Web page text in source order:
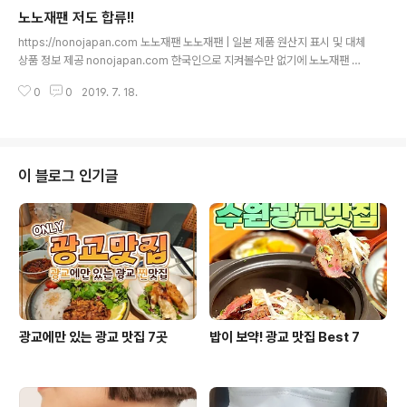
노노재팬 저도 합류!!
https://nonojapan.com 노노재팬 노노재팬 | 일본 제품 원산지 표시 및 대체
상품 정보 제공 nonojapan.com 한국인으로 지켜볼수만 없기에 노노재팬 응
에 안좋은 음식
0 0 2019. 7. 18.
이 블로그 인기글
광교에만 있는 광교 맛집 7곳 밥이 보약! 광교 맛집 Best 7